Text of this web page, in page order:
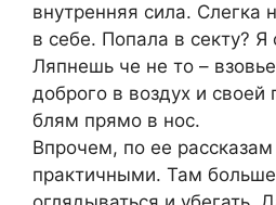
внутренняя сила. Слегка
в себе. Попала в секту? Я
Ляпнешь че не то –
доброго в воздух и своей
блям прямо в нос.
Впрочем, по ее
практичными. Там